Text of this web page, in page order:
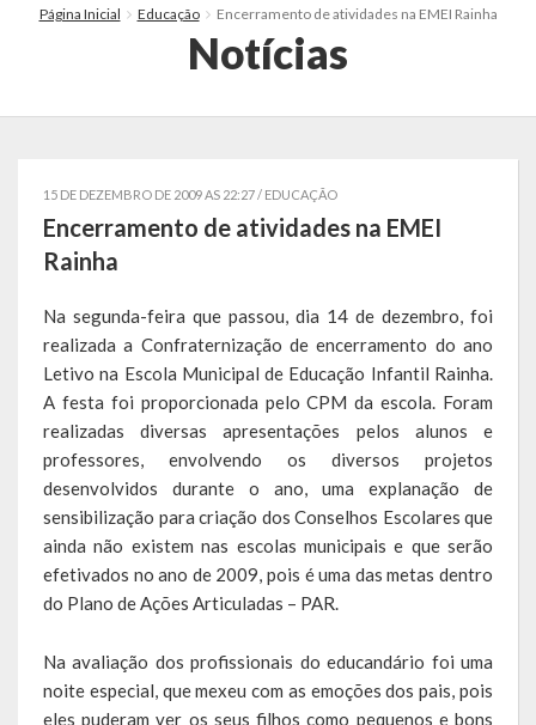
Símbolos
Administração
Ex-Administradores
Conselhos Municipais
Secretarias
Administração, Fazenda e Planejamento
Desenvolvimento Econômico
Desenvolvimento Social
Educação, Cultura, Turismo, Desporto e Lazer
Página Inicial
Educação Encerramento de atividades na EMEI Rainha
Notícias
15 DE DEZEMBRO DE 2009 AS 22:27 / EDUCAÇÃO
Encerramento de atividades na EMEI
Rainha
Na segunda-feira que passou, dia 14 de dezembro, foi
realizada a Confraternização de encerramento do ano
Letivo na Escola Municipal de Educação Infantil Rainha.
A festa foi proporcionada pelo CPM da escola. Foram
realizadas diversas apresentações pelos alunos e
professores, envolvendo os diversos projetos
desenvolvidos durante o ano, uma explanação de
sensibilização para criação dos Conselhos Escolares que
ainda não existem nas escolas municipais e que serão
efetivados no ano de 2009, pois é uma das metas dentro
do Plano de Ações Articuladas – PAR.
Na avaliação dos profissionais do educandário foi uma
noite especial, que mexeu com as emoções dos pais, pois
eles puderam ver os seus filhos como pequenos e bons